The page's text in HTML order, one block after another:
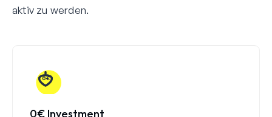
aktiv zu werden.
0€
0€ Investment